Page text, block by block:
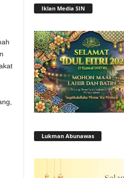
Iklan Media SIN
Lukman Abunawas